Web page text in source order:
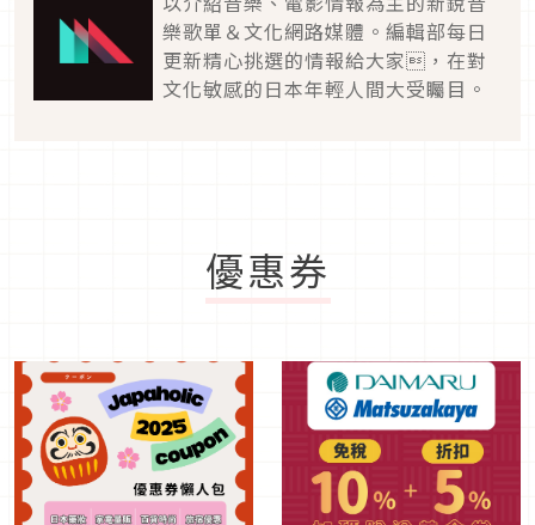
樂歌單＆文化網路媒體。編輯部每日
更新精心挑選的情報給大家，在對
文化敏感的日本年輕人間大受矚目。
優惠券